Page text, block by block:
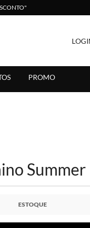
PROMO
Summer
ESTOQUE